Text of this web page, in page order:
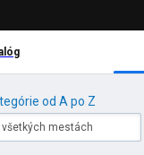
od A po Z